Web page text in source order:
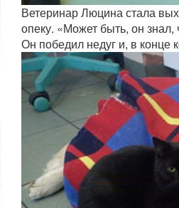
Ветеринар Люцина стала
опеку. «Может быть, он знал,
Он победил недуг и, в конце